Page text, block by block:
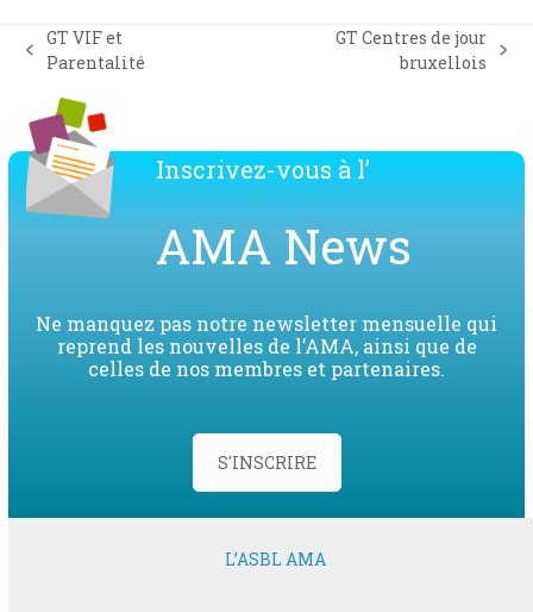
previous
GT VIF et
Parentalité
GT Centres de jour
bruxellois
Inscrivez-vous à l’
AMA News
Ne manquez pas notre newsletter mensuelle qui
reprend les nouvelles de l’AMA, ainsi que de
celles de nos membres et partenaires.
S'INSCRIRE
L’ASBL AMA